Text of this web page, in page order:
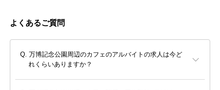
よくあるご質問
万博記念公園周辺のカフェのアルバイトの求人は今ど
れくらいありますか？